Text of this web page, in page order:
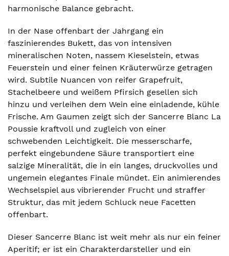
harmonische Balance gebracht.
In der Nase offenbart der Jahrgang ein
faszinierendes Bukett, das von intensiven
mineralischen Noten, nassem Kieselstein, etwas
Feuerstein und einer feinen Kräuterwürze getragen
wird. Subtile Nuancen von reifer Grapefruit,
Stachelbeere und weißem Pfirsich gesellen sich
hinzu und verleihen dem Wein eine einladende, kühle
Frische. Am Gaumen zeigt sich der Sancerre Blanc La
Poussie kraftvoll und zugleich von einer
schwebenden Leichtigkeit. Die messerscharfe,
perfekt eingebundene Säure transportiert eine
salzige Mineralität, die in ein langes, druckvolles und
ungemein elegantes Finale mündet. Ein animierendes
Wechselspiel aus vibrierender Frucht und straffer
Struktur, das mit jedem Schluck neue Facetten
offenbart.
Dieser Sancerre Blanc ist weit mehr als nur ein feiner
Aperitif; er ist ein Charakterdarsteller und ein